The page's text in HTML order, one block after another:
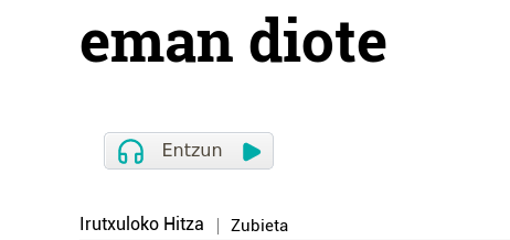
eman diote
Irutxuloko Hitza Zubieta